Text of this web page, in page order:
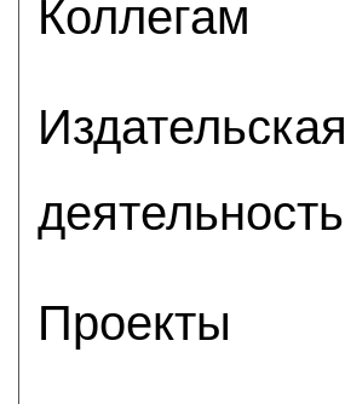
Коллегам
Издательская
деятельность
Проекты